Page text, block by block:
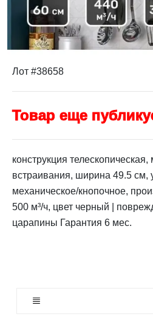
Лот #38658
Товар еще
конструкция
встраивания, ширина 49.5 см,
механическое/кнопочное,
500 м³/ч, цвет черный |
царапины Гарантия 6 мес.